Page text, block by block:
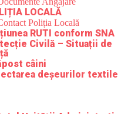
LOCALĂ
Poliția Locală
RUTI conform SNA
Civilă – Situații de
câini
deșeurilor textile